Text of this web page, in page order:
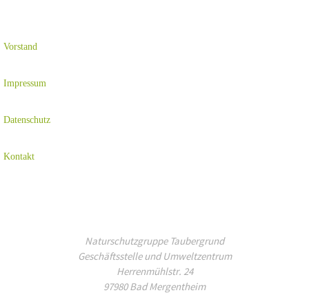
Vorstand
Impressum
Datenschutz
Kontakt
Naturschutzgruppe Taubergrund
Geschäftsstelle und Umweltzentrum
Herrenmühlstr. 24
97980 Bad Mergentheim